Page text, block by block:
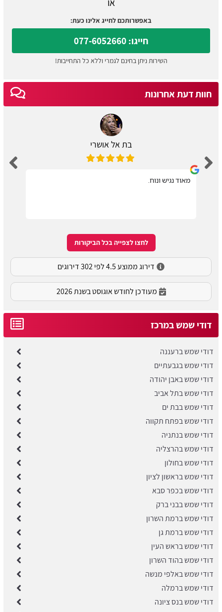
או
באפשרותכם לחייג אלינו כעת:
חייגו: 077-6052660
השירות ניתן בחינם לגמרי וללא כל התחייבות!
חוות דעת אחרונות
בת אל אושרי
מאוד נגיש ונוח.
לחצו לצפייה בכל הביקורות
דירוג ממוצע 4.5 לפי 302 דירוגים
מעודכן לחודש אוגוסט בשנת 2026
דודי שמש במרכז
דודי שמש ברעננה
דודי שמש בגבעתיים
דודי שמש באבן יהודה
דודי שמש בתל אביב
דודי שמש בבת ים
דודי שמש בפתח תקווה
דודי שמש בנתניה
דודי שמש בהרצליה
דודי שמש בחולון
דודי שמש בראשון לציון
דודי שמש בכפר סבא
דודי שמש בבני ברק
​דודי שמש ברמת השרון
דודי שמש ברמת גן
דודי שמש בראש העין
דודי שמש בהוד השרון
דודי שמש באלפי מנשה
​דודי שמש ברמלה
דודי שמש בנס ציונה